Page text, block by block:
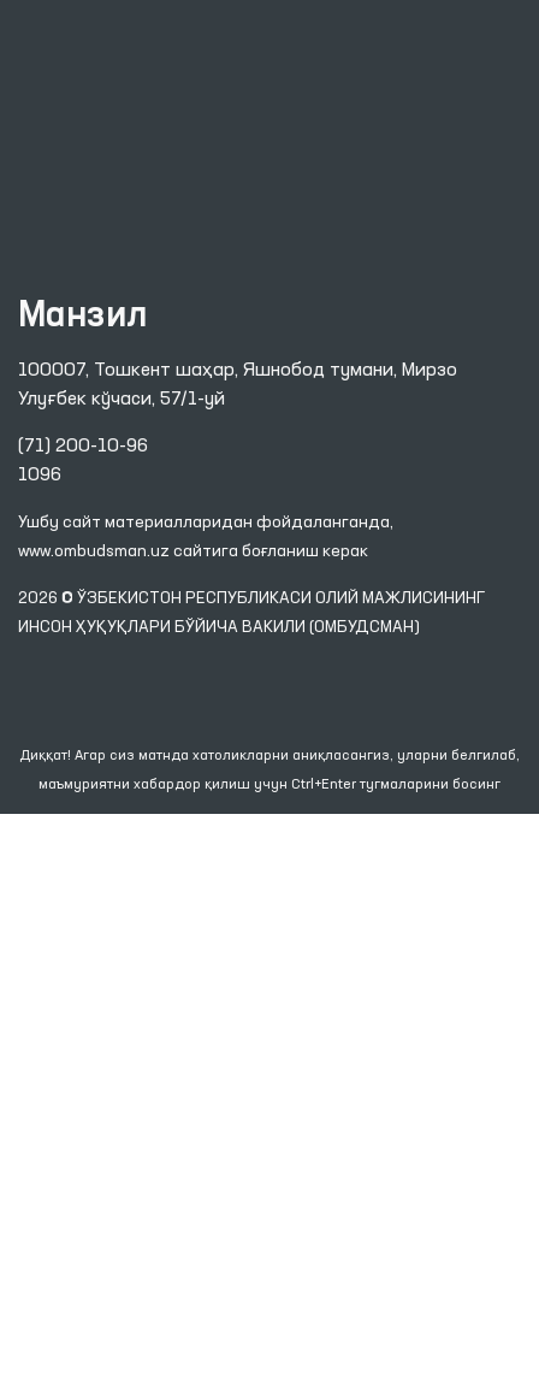
Манзил
100007, Тошкент шаҳар, Яшнобод тумани, Мирзо
Улуғбек кўчаси, 57/1-уй
(71) 200-10-96
1096
Ушбу сайт материалларидан фойдаланганда,
www.ombudsman.uz сайтига боғланиш керак
2026 © ЎЗБЕКИСТОН РЕСПУБЛИКАСИ ОЛИЙ МАЖЛИСИНИНГ
ИНСОН ҲУҚУҚЛАРИ БЎЙИЧА ВАКИЛИ (ОМБУДСМАН)
Диққат! Агар сиз матнда хатоликларни аниқласангиз, уларни белгилаб,
маъмуриятни хабардор қилиш учун Ctrl+Enter тугмаларини босинг